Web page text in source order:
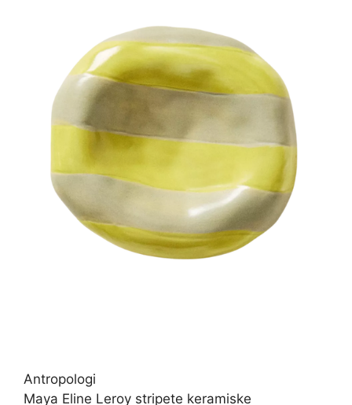
Antropologi
Maya Eline Leroy stripete keramiske